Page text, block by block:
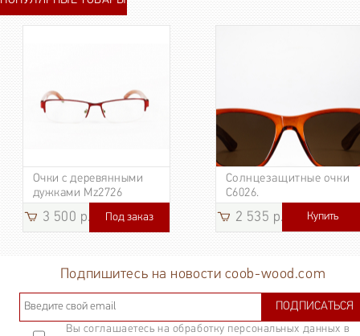
Очки с деревянными
дужками Mz2726
3 500 р. Под заказ
Солнцезащитные очки
C6026.
2 535 р. 3 185
Купить
Подпишитесь на новости coob-wood.com
ПОДПИСАТЬСЯ
Вы соглашаетесь на обработку персональных данных в